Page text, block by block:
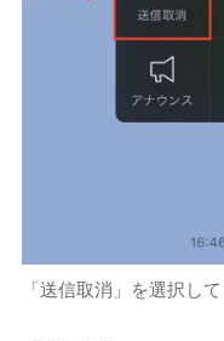
「送信取消」を選択して